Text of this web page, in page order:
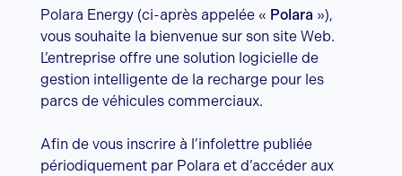
Polara Energy (ci-après appelée « Polara »),
vous souhaite la bienvenue sur son site Web.
L’entreprise offre une solution logicielle de
gestion intelligente de la recharge pour les
parcs de véhicules commerciaux.
Afin de vous inscrire à l’infolettre publiée
périodiquement par Polara et d’accéder aux